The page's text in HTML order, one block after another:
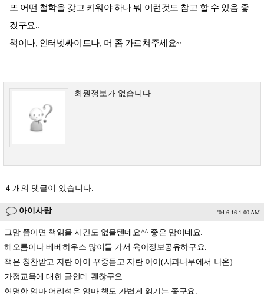
또 어떤 철학을 갖고 키워야 하나 뭐 이런것도 참고 할 수 있음 좋
겠구요..
책이나, 인터넷싸이트나, 머 좀 가르쳐주세요~
회원정보가 없습니다
4 개의 댓글이 있습니다.
아이사랑 '04.6.16 1:00 AM
그맘 쯤이면 책읽을 시간도 없을텐데요^^ 좋은 맘이네요.
해오름이나 베베하우스 많이들 가서 육아정보공유하구요.
책은 칭찬받고 자란 아이 꾸중듣고 자란 아이(사과나무에서 나온)
가정교육에 대한 글인데 괜찮구요
현명한 엄마 어리석은 엄마 책도 가볍게 읽기는 좋구요.